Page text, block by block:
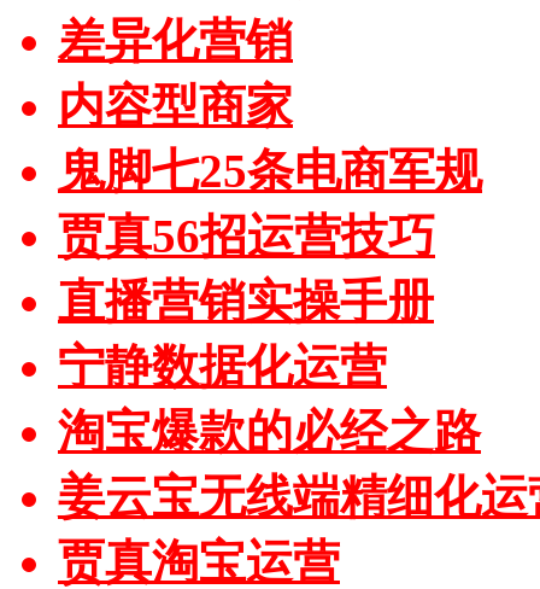
差异化营销
内容型商家
鬼脚七25条电商军规
贾真56招运营技巧
直播营销实操手册
宁静数据化运营
淘宝爆款的必经之路
姜云宝无线端精细化运
贾真淘宝运营